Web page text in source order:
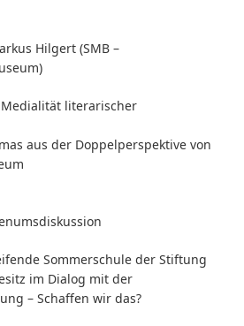
Hilgert (SMB –
literarischer
aus der Doppelperspektive von
Sommerschule der Stiftung
im Dialog mit der
– Schaffen wir das?